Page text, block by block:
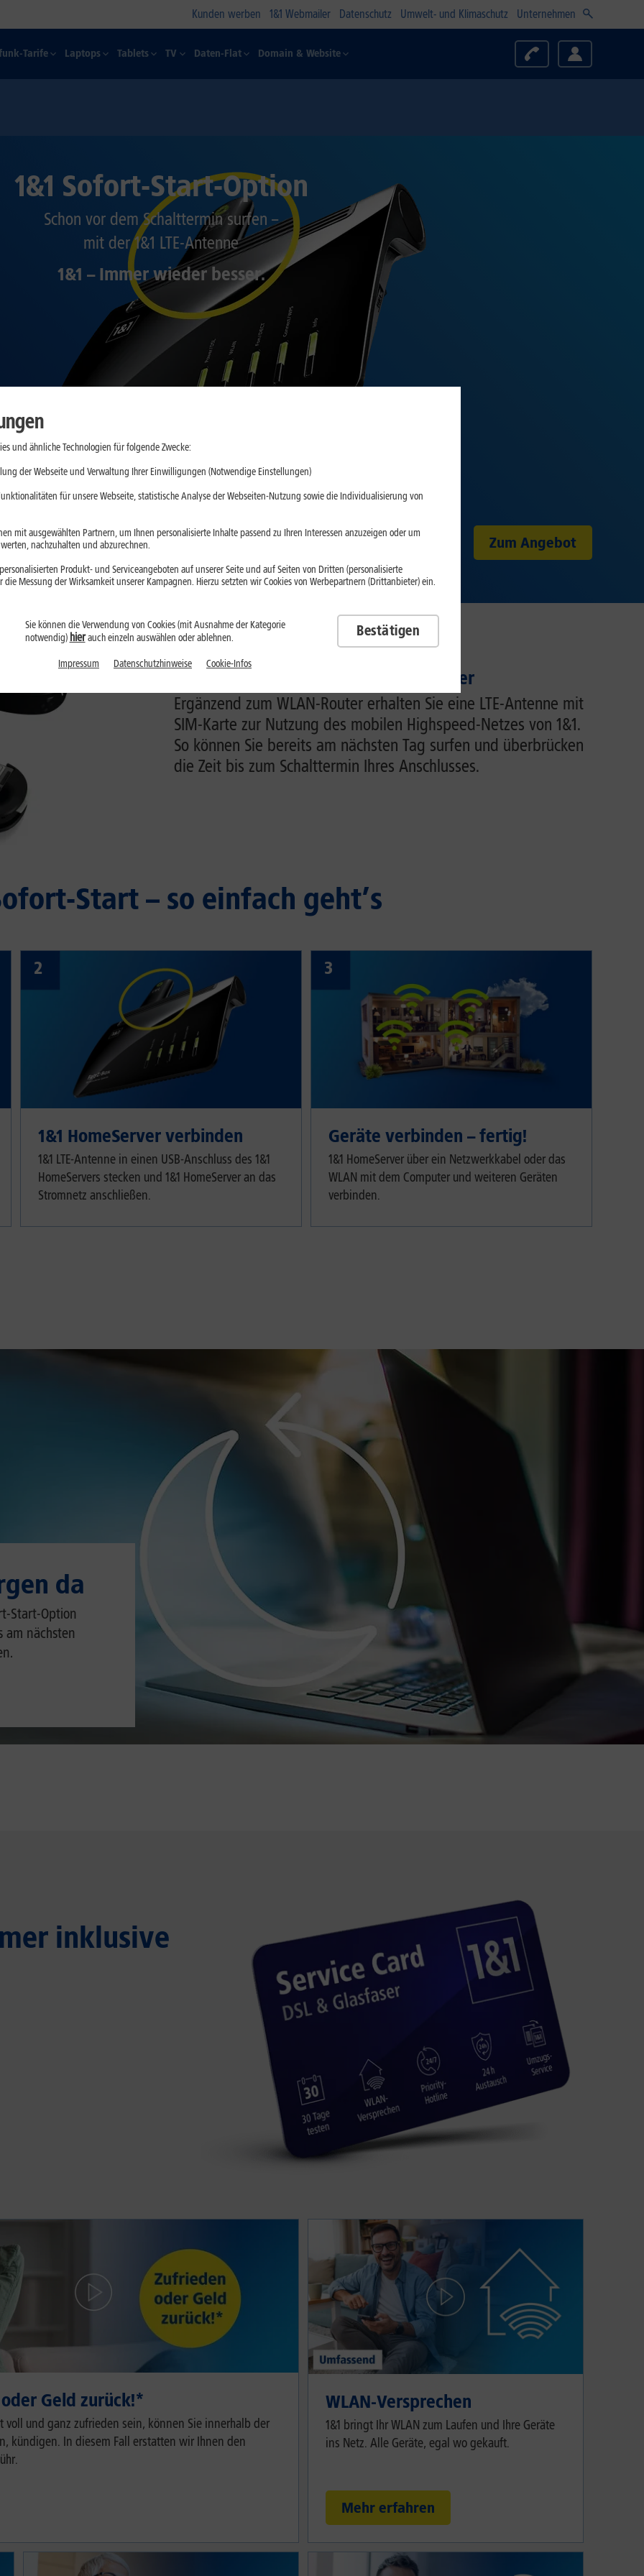
Kunden werben 1&1 Webmailer Datenschutz Umwelt- und Klimaschutz Unternehmen
Tarife Laptops Tablets TV Daten-Flat Domain & Website
1&1 Sofort-Start-Option
Schon vor dem Schalttermin surfen –
mit der 1&1 LTE-Antenne
1&1 – Immer wieder besser.
Zum Angebot
1&1 LTE-Antenne für Ihren WLAN-Router
Ergänzend zum WLAN-Router erhalten Sie eine LTE-Antenne mit
SIM-Karte zur Nutzung des mobilen Highspeed-Netzes von 1&1.
So können Sie bereits am nächsten Tag surfen und überbrücken
die Zeit bis zum Schalttermin Ihres Anschlusses.
Start – so einfach geht’s
2
1&1 HomeServer verbinden
1&1 LTE-Antenne in einen USB-Anschluss des 1&1
HomeServers stecken und 1&1 HomeServer an das
Stromnetz anschließen.
3
Geräte verbinden – fertig!
1&1 HomeServer über ein Netzwerkkabel oder das
WLAN mit dem Computer und weiteren Geräten
verbinden.
da
Start-Option
am nächsten
inklusive
Geld zurück!⁠*
voll und ganz zufrieden sein, können Sie innerhalb der
kündigen. In diesem Fall erstatten wir Ihnen den
WLAN-Versprechen
1&1 bringt Ihr WLAN zum Laufen und Ihre Geräte
ins Netz. Alle Geräte, egal wo gekauft.
Mehr erfahren
und ähnliche Technologien für folgende Zwecke:
der Webseite und Verwaltung Ihrer Einwilligungen (Notwendige Einstellungen)
für unsere Webseite, statistische Analyse der Webseiten-Nutzung sowie die Individualisierung von
mit ausgewählten Partnern, um Ihnen personalisierte Inhalte passend zu Ihren Interessen anzuzeigen oder um
nachzuhalten und abzurechnen.
Produkt- und Serviceangeboten auf unserer Seite und auf Seiten von Dritten (personalisierte
Messung der Wirksamkeit unserer Kampagnen. Hierzu setzten wir Cookies von Werbepartnern (Drittanbieter) ein.
Sie können die Verwendung von Cookies (mit Ausnahme der Kategorie
notwendig) hierauch einzeln auswählen oder ablehnen. Bestätigen
Impressum Datenschutzhinweise Cookie-Infos